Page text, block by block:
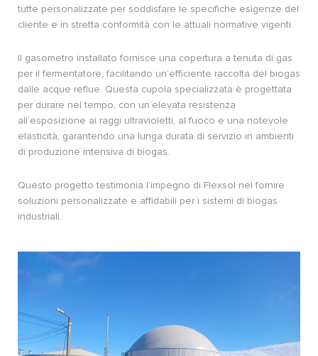
tutte personalizzate per soddisfare le specifiche esigenze del
cliente e in stretta conformità con le attuali normative vigenti.
Il gasometro installato fornisce una copertura a tenuta di gas
per il fermentatore, facilitando un’efficiente raccolta del biogas
dalle acque reflue. Questa cupola specializzata è progettata
per durare nel tempo, con un’elevata resistenza
all’esposizione ai raggi ultravioletti, al fuoco e una notevole
elasticità, garantendo una lunga durata di servizio in ambienti
di produzione intensiva di biogas.
Questo progetto testimonia l’impegno di Flexsol nel fornire
soluzioni personalizzate e affidabili per i sistemi di biogas
industriali.